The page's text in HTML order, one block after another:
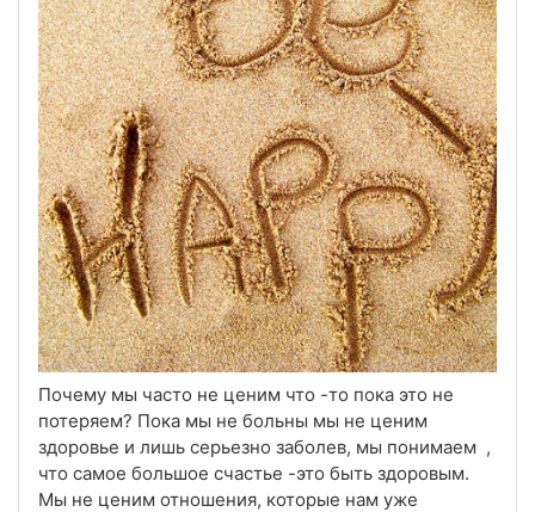
Почему мы часто не ценим что -то пока это не
потеряем? Пока мы не больны мы не ценим
здоровье и лишь серьезно заболев, мы понимаем ,
что самое большое счастье -это быть здоровым.
Мы не ценим отношения, которые нам уже